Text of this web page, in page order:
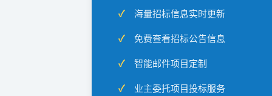
海量招标信息实时更新
免费查看招标公告信息
智能邮件项目定制
业主委托项目投标服务